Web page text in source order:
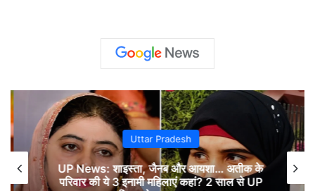
Uttar Pradesh
UP News: शाइस्ता, जैनब और आयशा… अतीक के
परिवार की ये 3 इनामी महिलाएं कहां? 2 साल से UP